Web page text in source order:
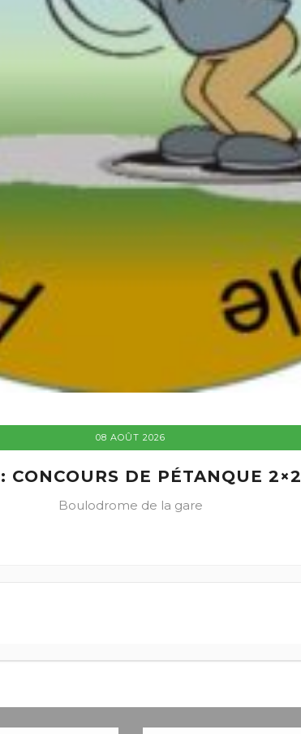
08 AOÛT 2026
CONCOURS DE PÉTANQUE 2×2
Boulodrome de la gare